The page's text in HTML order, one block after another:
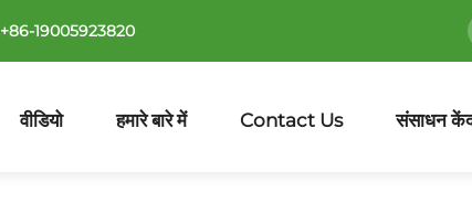
+86-19005923820
वीडियो हमारे बारे में Contact Us संसाधन